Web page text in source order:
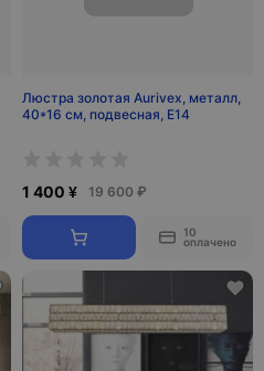
Люстра золотая Aurivex, металл,
40*16 см, подвесная, Е14
1 400 ¥ 19 600 ₽
10
оплачено